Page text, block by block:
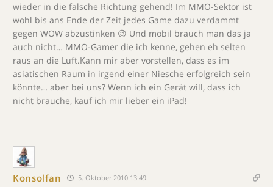
wieder in die falsche Richtung gehend! Im MMO-Sektor ist
wohl bis ans Ende der Zeit jedes Game dazu verdammt
gegen WOW abzustinken 😉 Und mobil brauch man das ja
auch nicht… MMO-Gamer die ich kenne, gehen eh selten
raus an die Luft.Kann mir aber vorstellen, dass es im
asiatischen Raum in irgend einer Niesche erfolgreich sein
könnte… aber bei uns? Wenn ich ein Gerät will, dass ich
nicht brauche, kauf ich mir lieber ein iPad!
Konsolfan 5. Oktober 2010 13:49